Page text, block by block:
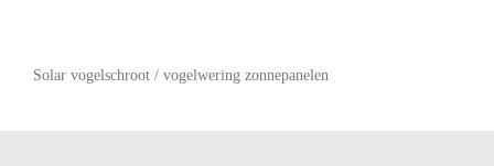
Solar vogelschroot / vogelwering zonnepanelen